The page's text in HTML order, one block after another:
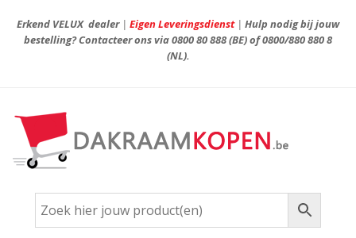
Erkend VELUX dealer| Eigen Leveringsdienst| Hulp nodig bij jouw
bestelling? Contacteer ons via0800 80 888(BE) of0800/880 880 8
(NL).